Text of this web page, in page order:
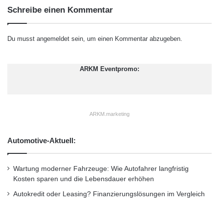
Vorteile:
– Geringer Verbrauch
– Einfaches „Scale-up“ durch
– Mehrfachausführungen in Reihen-, Stern-,
– Hohe ökologische und ökonomische
Akzeptanz
b
r
“
n
t
s
t
Schreibe einen Kommentar
Du musst angemeldet sein, um einen Kommentar abzugeben.
ARKM Eventpromo:
ARKM.marketing
Automotive-Aktuell:
Wartung moderner Fahrzeuge: Wie Autofahrer langfristig
Kosten sparen und die Lebensdauer erhöhen
Autokredit oder Leasing? Finanzierungslösungen im Vergleich